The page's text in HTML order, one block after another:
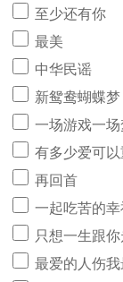
至少还有你
最美
中华民谣
新鸳鸯蝴蝶梦
一场游戏一场
有多少爱可
再回首
一起吃苦的幸
只想一生跟你
最爱的人伤我